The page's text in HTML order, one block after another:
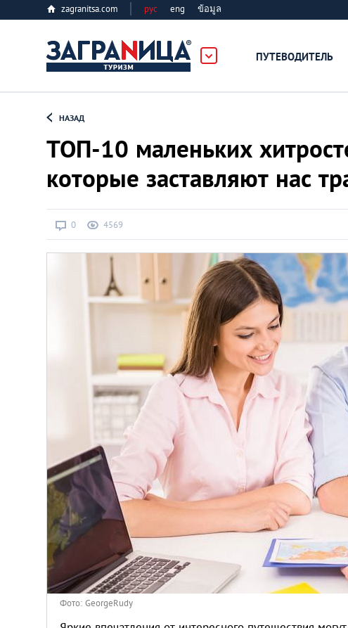
zagranitsa.com рус eng ข้อมูล
ПУТЕВОДИТЕЛЬ
Алматы
Афины
Лондон
Лос-Анджелес
Париж
Пхукет
Санкт-Петербург
НАЗАД
ТОП-10 маленьких
которые заставляют нас
0 4569
Фото: GeorgeRudy